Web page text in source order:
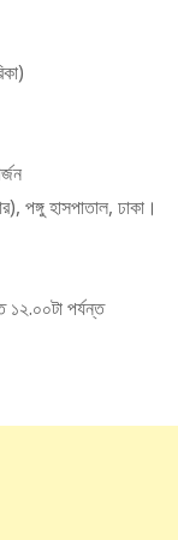
পঙ্গু হাসপাতাল, ঢাকা।
১২.০০টা পর্যন্ত